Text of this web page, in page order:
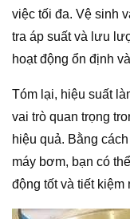
việc tối đa. Vệ sinh
tra áp suất và lưu
hoạt động ổn định
Tóm lại, hiệu suất
vai trò quan trọng
hiệu quả. Bằng
máy bơm, bạn có
động tốt và tiết